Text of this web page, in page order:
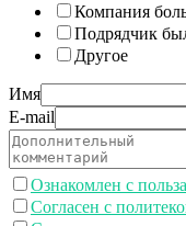
Компания
Подрядчик
Другое
Имя
E-mail
Ознакомлен с
Согласен с